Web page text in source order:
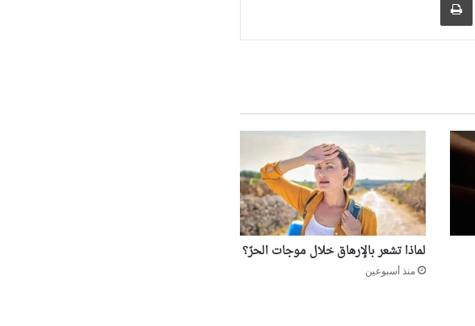
لماذا تشعر بالإرهاق خلال موجات الحرّ؟
منذ أسبوعين